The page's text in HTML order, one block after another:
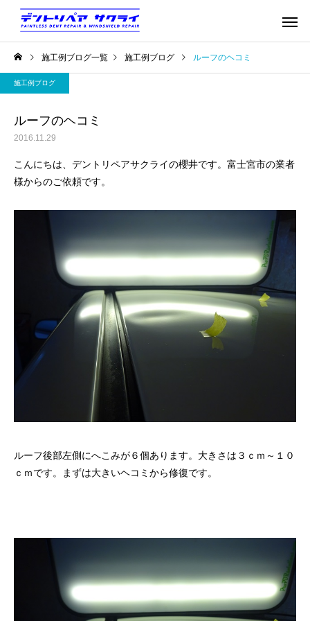
施工例ブログ一覧 施工例ブログ ルーフのヘコミ
施工例ブログ
ルーフのヘコミ
2016.11.29
こんにちは、デントリペアサクライの櫻井です。富士宮市の業者
様からのご依頼です。
ルーフ後部左側にへこみが６個あります。大きさは３ｃｍ～１０
ｃｍです。まずは大きいヘコミから修復です。